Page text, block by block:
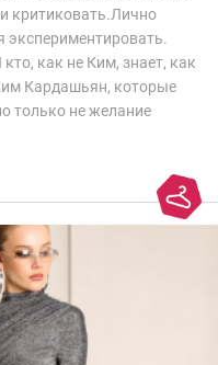
критиковать.Лично
экспериментировать.
как не Ким, знает, как
Кардашьян, которые
только не желание